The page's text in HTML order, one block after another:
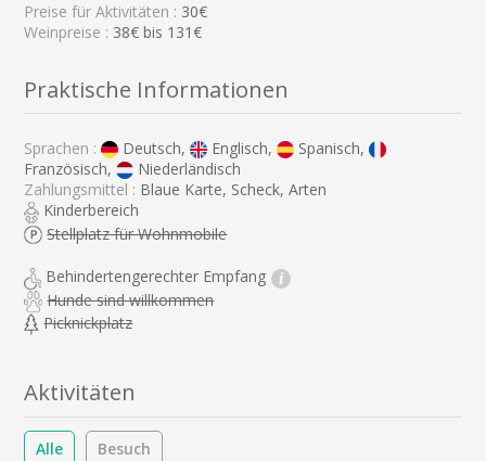
Preise für Aktivitäten : 30€
Weinpreise : 38€ bis 131€
Praktische Informationen
Sprachen : Deutsch, Englisch,
Spanisch,
Französisch,
Niederländisch
Zahlungsmittel : Blaue Karte, Scheck, Arten
Kinderbereich
Stellplatz für Wohnmobile
Behindertengerechter Empfang i
Hunde sind willkommen
Picknickplatz
Aktivitäten
Alle Besuch